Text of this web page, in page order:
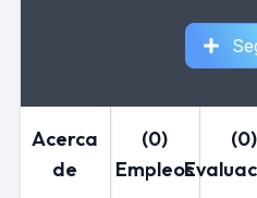
Acerca
de
(0)
Empleos
(0)